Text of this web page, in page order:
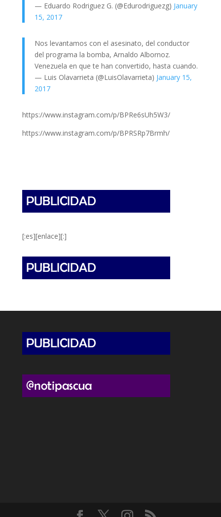
— Eduardo Rodriguez G. (@Edurodriguezg) January
15, 2017
Nos levantamos con el asesinato, del conductor
del programa la bomba, Arnaldo Albornoz.
Venezuela en que te han convertido, hasta cuando.
— Luis Olavarrieta (@LuisOlavarrieta) January 15,
2017
https://www.instagram.com/p/BPRe6sUh5W3/
https://www.instagram.com/p/BPRSRp7Brmh/
[:es][enlace][:]